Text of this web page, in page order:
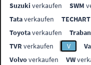
Suzuki verkaufen SWM
Tataverkaufen TECHART
Toyotaverkaufen
TVR verkaufen V
Volvoverkaufen VW